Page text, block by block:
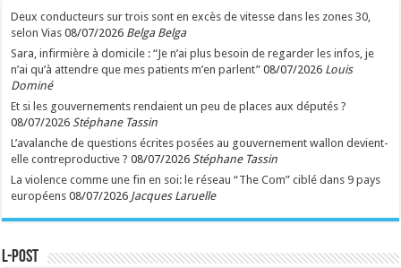
Deux conducteurs sur trois sont en excès de vitesse dans les zones 30,
selon Vias 08/07/2026 Belga Belga
Sara, infirmière à domicile : “Je n’ai plus besoin de regarder les infos, je
n’ai qu’à attendre que mes patients m’en parlent” 08/07/2026 Louis
Dominé
Et si les gouvernements rendaient un peu de places aux députés ?
08/07/2026 Stéphane Tassin
L’avalanche de questions écrites posées au gouvernement wallon devient-
elle contreproductive ? 08/07/2026 Stéphane Tassin
La violence comme une fin en soi: le réseau “The Com” ciblé dans 9 pays
européens 08/07/2026 Jacques Laruelle
L-POST